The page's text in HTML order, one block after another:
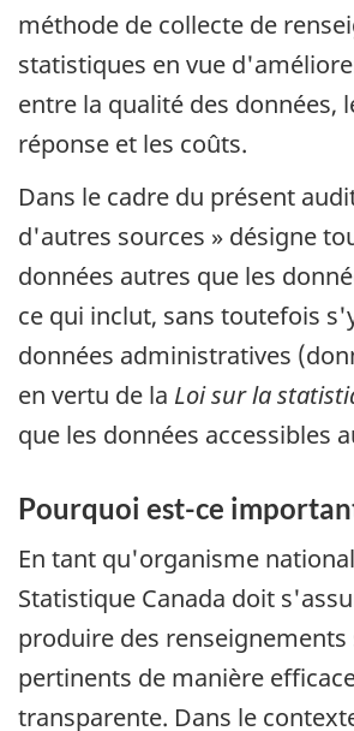
méthode de collecte de
statistiques en vue
entre la qualité des données,
réponse et les coûts.
Dans le cadre du présent
d'autres sources » désigne
données autres que les
ce qui inclut, sans toutefois
données administratives
en vertu de la Loi sur la
que les données accessibles
Pourquoi est-ce
En tant qu'organisme
Statistique Canada doit
produire des
pertinents de manière
transparente. Dans le